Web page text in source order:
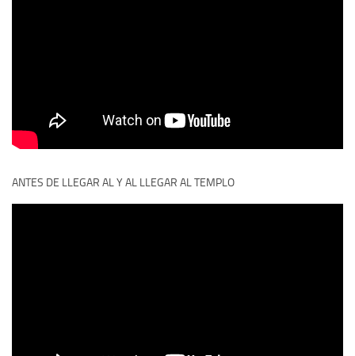
ANTES DE LLEGAR AL Y AL LLEGAR AL TEMPLO